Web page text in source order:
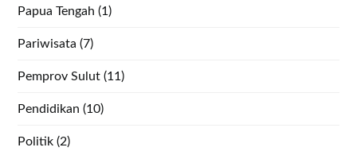
Papua Tengah (1)
Pariwisata (7)
Pemprov Sulut (11)
Pendidikan (10)
Politik (2)